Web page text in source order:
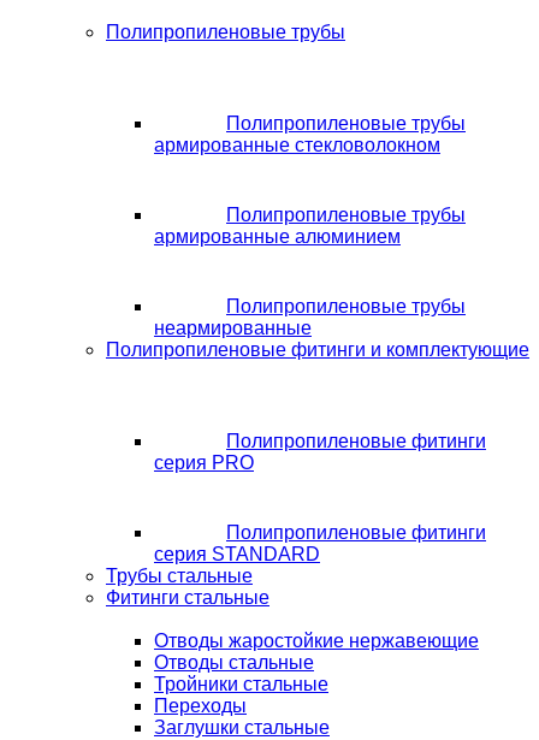
Полипропиленовые трубы
Полипропиленовые трубы
армированные стекловолокном
Полипропиленовые трубы
армированные алюминием
Полипропиленовые трубы
неармированные
Полипропиленовые фитинги и комплектующие
Полипропиленовые фитинги
серия PRO
Полипропиленовые фитинги
серия STANDARD
Трубы стальные
Фитинги стальные
Отводы жаростойкие нержавеющие
Отводы стальные
Тройники стальные
Переходы
Заглушки стальные